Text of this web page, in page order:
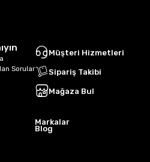
Sorular
Müşteri Hizmetleri
Sipariş Takibi
Mağaza Bul
Markalar
Blog